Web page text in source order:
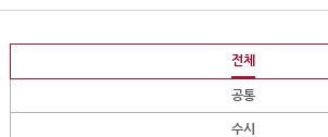
전체
공통
수시